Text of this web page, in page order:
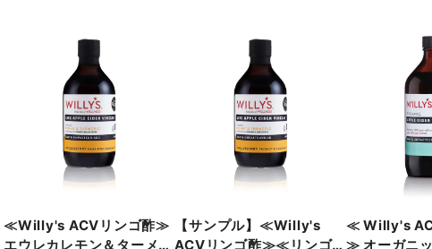
≪Willy's ACVリンゴ酢≫
エウレカレモン＆ターメリ
【サンプル】≪Willy's
ACVリンゴ酢≫≪リンゴ
≪ Willy's
≫ オーガニ